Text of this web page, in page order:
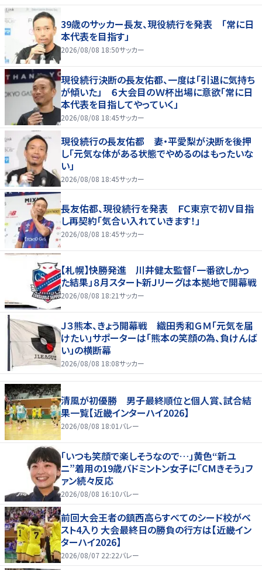
39歳のサッカー長友、現役続行を発表 「常に日
本代表を目指す」
2026/08/08 18:50サッカー
現役続行決断の長友佑都、一度は「引退に気持ち
が傾いた」 ６大会目のＷ杯出場に意欲「常に日
本代表を目指してやっていく」
2026/08/08 18:45サッカー
現役続行の長友佑都 妻・平愛梨が決断を後押
し「元気な体がある状態でやめるのはもったいな
い」
2026/08/08 18:45サッカー
長友佑都、現役続行を発表 ＦＣ東京で初Ｖ目指
し再契約「気合い入れていきます！」
2026/08/08 18:45サッカー
【札幌】快勝発進 川井健太監督「一番欲しかっ
た結果」８月スタート新Ｊリーグは本拠地で開幕戦
2026/08/08 18:21サッカー
Ｊ３熊本、きょう開幕戦 織田秀和ＧＭ「元気を届
けたい」サポーターは「熊本の笑顔の為、負けんば
い」の横断幕
2026/08/08 18:08サッカー
清風が初優勝 男子最終順位と個人賞、試合結
果一覧【近畿インターハイ2026】
2026/08/08 18:01 バレー
「いつも笑顔で楽しそうなので…」黄色“新ユ
ニ”着用の19歳バドミントン女子に「CMきそう」フ
ァン続々反応
2026/08/08 16:10バレー
前回大会王者の鎮西高らすべてのシード校がベ
スト4入り 大会最終日の勝負の行方は【近畿イン
ターハイ2026】
2026/08/07 22:22バレー